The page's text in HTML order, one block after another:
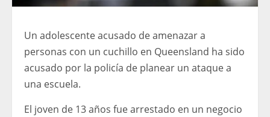
Un adolescente acusado de amenazar a
personas con un cuchillo en Queensland ha sido
acusado por la policía de planear un ataque a
una escuela.
El joven de 13 años fue arrestado en un negocio